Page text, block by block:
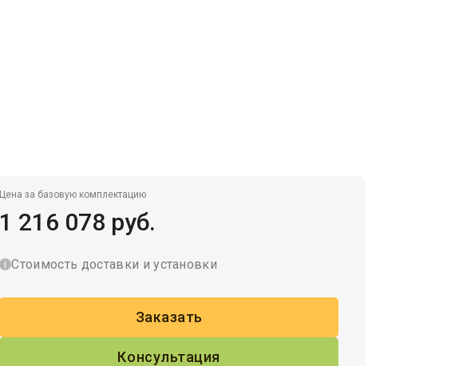
Цена за базовую комплектацию
1 216 078 руб.
Стоимость доставки и установки
Заказать
Консультация